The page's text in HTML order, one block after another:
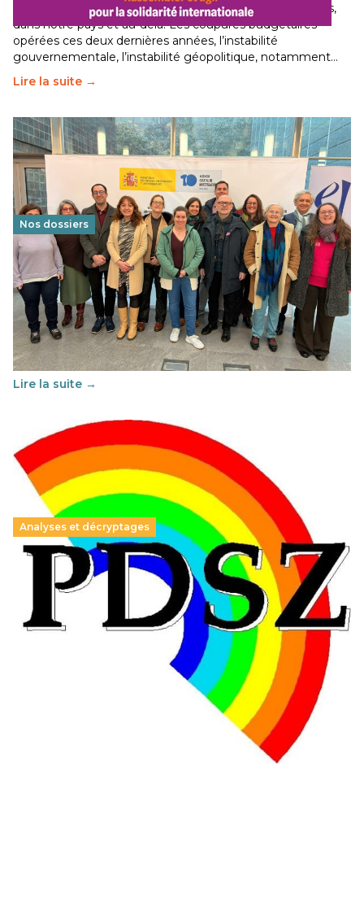
Le secteur humanitaire connaît des difficultés profondes,
dans notre pays et au-delà. Les coupures budgétaires
opérées ces deux dernières années, l’instabilité
gouvernementale, l’instabilité géopolitique, notamment…
Lire la suite →
Nos dossiers
Éducation au vivre-ensemble : un échange croisé
franco-espagnol pour changer d’approche
29 juin 2026-National
Cette année, l'UNSA Éducation a mené un projet Erasmus
soutenu par l'union Européenne et centré sur l'éducation
au vivre-ensemble : quelles différences entre la France…
Lire la suite →
Analyses et décryptages
Hongrie : du changement pour les politiques
éducatives, aussi !
25 juin 2026
En Hongrie, le conservateur Peter Magyar et son parti
Tisza "Respect et liberté" ont remporté une large victoire,
contre le premier ministre sortant, Viktor Orban,…